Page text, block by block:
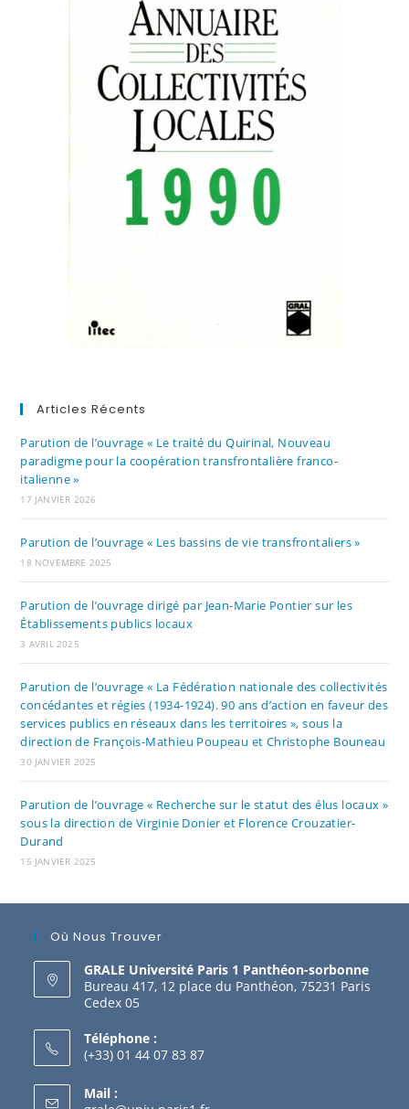
Articles Récents
Parution de l’ouvrage « Le traité du Quirinal, Nouveau
paradigme pour la coopération transfrontalière franco-
italienne »
17 JANVIER 2026
Parution de l’ouvrage « Les bassins de vie transfrontaliers »
18 NOVEMBRE 2025
Parution de l’ouvrage dirigé par Jean-Marie Pontier sur les
Établissements publics locaux
3 AVRIL 2025
Parution de l’ouvrage « La Fédération nationale des collectivités
concédantes et régies (1934-1924). 90 ans d’action en faveur des
services publics en réseaux dans les territoires », sous la
direction de François-Mathieu Poupeau et Christophe Bouneau
30 JANVIER 2025
Parution de l’ouvrage « Recherche sur le statut des élus locaux »
sous la direction de Virginie Donier et Florence Crouzatier-
Durand
15 JANVIER 2025
Où Nous Trouver
GRALE Université Paris 1 Panthéon-sorbonne
Bureau 417, 12 place du Panthéon, 75231 Paris
Cedex 05
Téléphone :
(+33) 01 44 07 83 87
Mail :